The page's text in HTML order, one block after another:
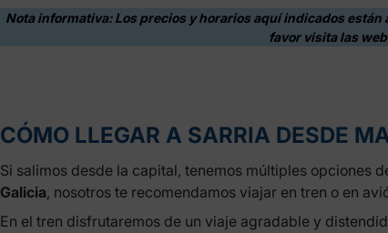
Nota informativa: Los precios y horarios aquí indicados
favor visita las
CÓMO LLEGAR A SARRIA DESDE
Si salimos desde la capital, tenemos múltiples opciones
Galicia, nosotros te recomendamos viajar en tren o en
En el tren disfrutaremos de un viaje agradable y